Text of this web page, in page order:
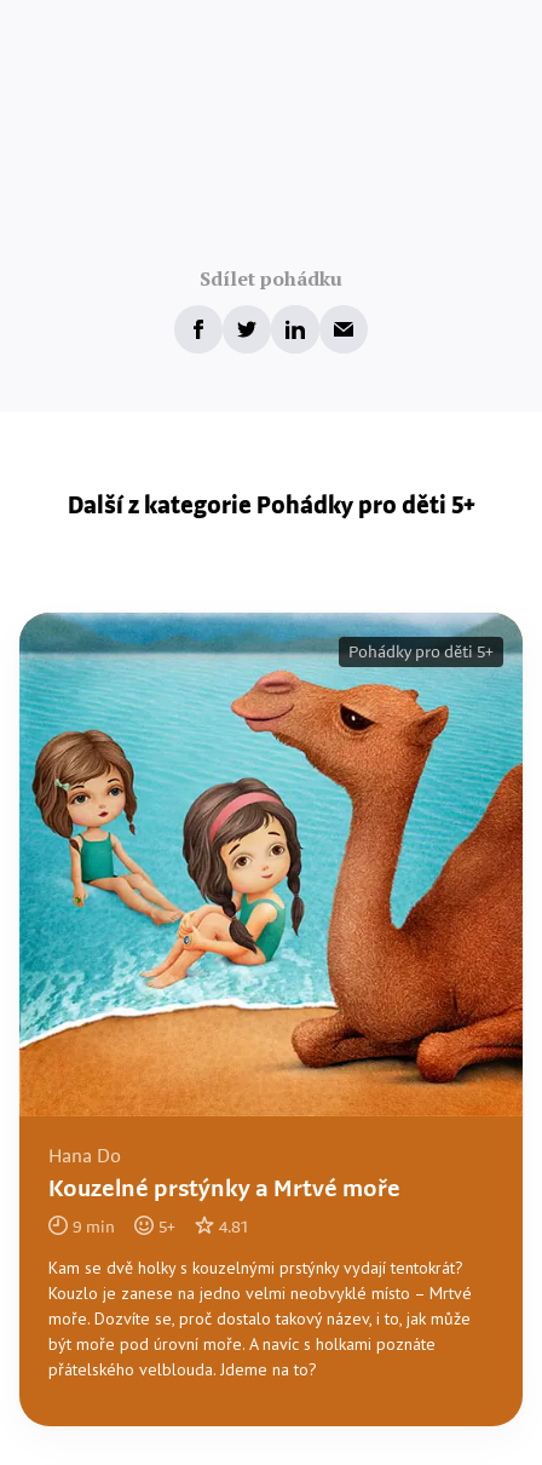
Sdílet pohádku
Další z kategorie Pohádky pro děti 5+
Hana Do
Kouzelné prstýnky a Mrtvé moře
9 min 5+ 4.81
Kam se dvě holky s kouzelnými prstýnky vydají tentokrát?
Kouzlo je zanese na jedno velmi neobvyklé místo – Mrtvé
moře. Dozvíte se, proč dostalo takový název, i to, jak může
být moře pod úrovní moře. A navíc s holkami poznáte
přátelského velblouda. Jdeme na to?
Pohádky pro děti 5+